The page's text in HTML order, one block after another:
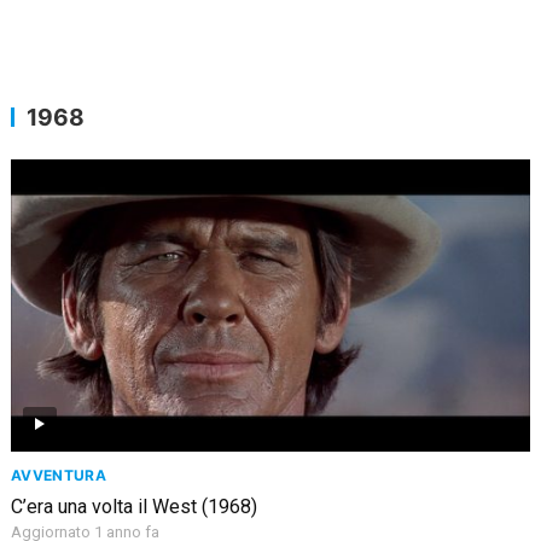
1968
AVVENTURA
C’era una volta il West (1968)
Aggiornato 1 anno fa